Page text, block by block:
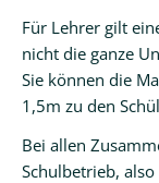
Für Lehrer gilt
nicht die ganze
Sie können die
1,5m zu den
Bei allen
Schulbetrieb,